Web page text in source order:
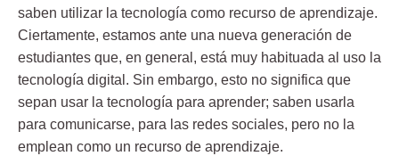
saben utilizar la tecnología como recurso de aprendizaje.
Ciertamente, estamos ante una nueva generación de
estudiantes que, en general, está muy habituada al uso la
tecnología digital. Sin embargo, esto no significa que
sepan usar la tecnología para aprender; saben usarla
para comunicarse, para las redes sociales, pero no la
emplean como un recurso de aprendizaje.